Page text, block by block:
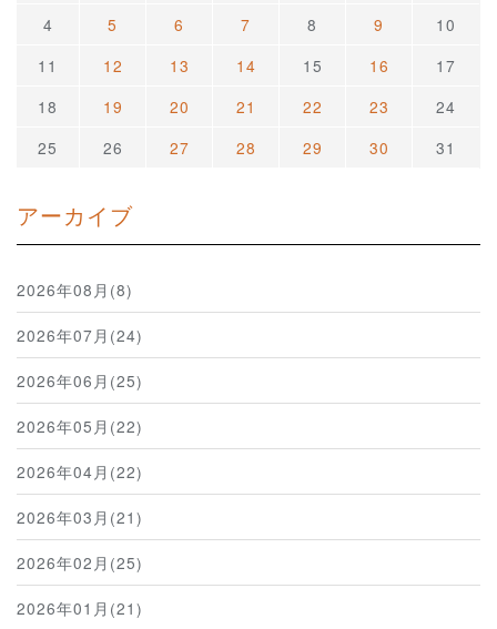
4
5 6 7 8 9
10
11
12 13 14 15 16
17
18
19 20 21 22 23
24
25
26 27 28 29 30 31
アーカイブ
2026年08月(8)
2026年07月(24)
2026年06月(25)
2026年05月(22)
2026年04月(22)
2026年03月(21)
2026年02月(25)
2026年01月(21)